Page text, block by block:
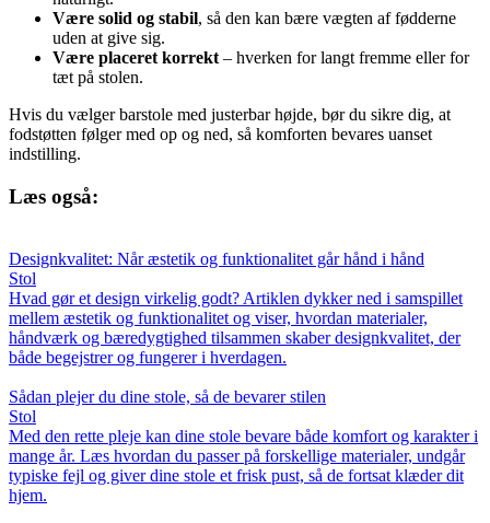
Være solid og stabil, så den kan bære vægten af fødderne
uden at give sig.
Være placeret korrekt– hverken for langt fremme eller for
tæt på stolen.
Hvis du vælger barstole med justerbar højde, bør du sikre dig, at
fodstøtten følger med op og ned, så komforten bevares uanset
indstilling.
Læs også:
Designkvalitet: Når æstetik og funktionalitet går hånd i hånd
Stol
Hvad gør et design virkelig godt? Artiklen dykker ned i samspillet
mellem æstetik og funktionalitet og viser, hvordan materialer,
håndværk og bæredygtighed tilsammen skaber designkvalitet, der
både begejstrer og fungerer i hverdagen.
Sådan plejer du dine stole, så de bevarer stilen
Stol
Med den rette pleje kan dine stole bevare både komfort og karakter i
mange år. Læs hvordan du passer på forskellige materialer, undgår
typiske fejl og giver dine stole et frisk pust, så de fortsat klæder dit
hjem.